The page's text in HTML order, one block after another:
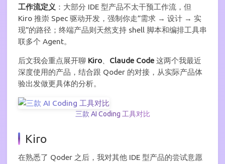
工作流定义 ：大部分 IDE 型产品不太干预工作流，但
Kiro 推崇 Spec 驱动开发，强制你走”需求 → 设计 → 实
现”的路径；终端产品则天然支持 shell 脚本和编排工具串
联多个 Agent。
后文我会重点展开聊 Kiro Claude Code 这两个我最近
深度使用的产品，结合跟 Qoder 的对接，从实际产品体
验出发做更具体的分析。
三款 AI Coding 工具对比
Kiro
在熟悉了 Qoder 之后，我对其他 IDE 型产品的尝试意愿